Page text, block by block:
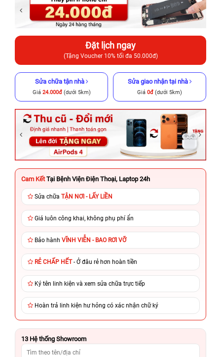
Đặt lịch ngay
(Tặng Voucher 10% tối đa 50.000đ)
Sửa chữa tận nhà
Giá 24.000đ(dưới 5km)
Sửa giao nhận tại nhà
Giá 0đ (dưới 5km)
Cam Kết Tại Bệnh Viện Điện Thoại, Laptop 24h
Sửa chữa TẬN NƠI - LẤY LIỀN
Giá luôn công khai, không phụ phí ẩn
Bảo hành VĨNH VIỄN - BAO RƠI VỠ
RẺ CHẤP HẾT- Ở đâu rẻ hơn hoàn tiền
Ký tên linh kiện và xem sửa chữa trực tiếp
Hoàn trả linh kiện hư hỏng có xác nhận chữ ký
13 Hệ thống Showroom